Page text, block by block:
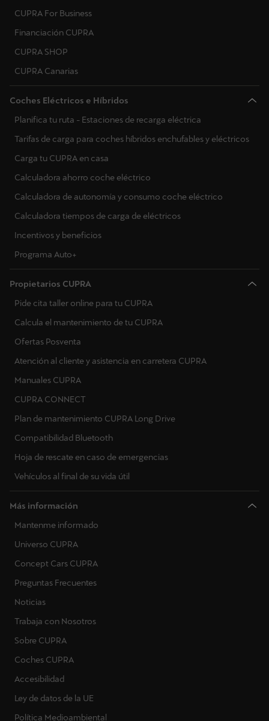
CUPRA For Business
Financiación CUPRA
CUPRA SHOP
CUPRA Canarias
Coches Eléctricos e Híbridos
Planifica tu ruta - Estaciones de recarga eléctrica
Tarifas de carga para coches híbridos enchufables y eléctricos
Carga tu CUPRA en casa
Calculadora ahorro coche eléctrico
Calculadora de autonomía y consumo coche eléctrico
Calculadora tiempos de carga de eléctricos
Incentivos y beneficios
Programa Auto+
Propietarios CUPRA
Pide cita taller online para tu CUPRA
Calcula el mantenimiento de tu CUPRA
Ofertas Posventa
Atención al cliente y asistencia en carretera CUPRA
Manuales CUPRA
CUPRA CONNECT
Plan de mantenimiento CUPRA Long Drive
Compatibilidad Bluetooth
Hoja de rescate en caso de emergencias
Vehículos al final de su vida útil
Más información
Mantenme informado
Universo CUPRA
Concept Cars CUPRA
Preguntas Frecuentes
Noticias
Trabaja con Nosotros
Sobre CUPRA
Coches CUPRA
Accesibilidad
Ley de datos de la UE
Política Medioambiental